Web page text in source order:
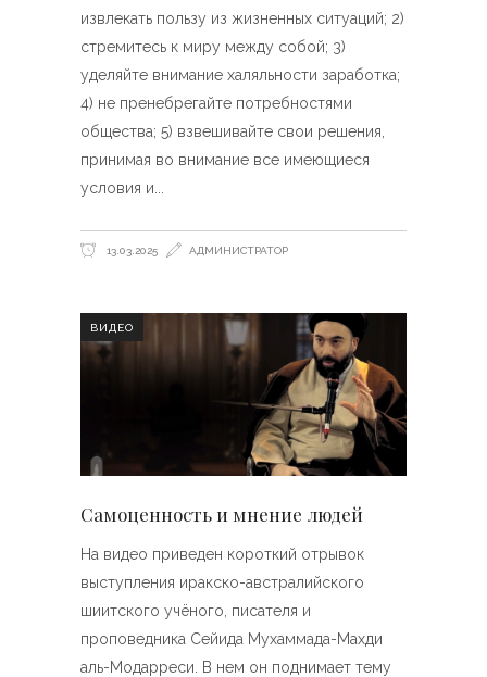
извлекать пользу из жизненных ситуаций; 2)
стремитесь к миру между собой; 3)
уделяйте внимание халяльности заработка;
4) не пренебрегайте потребностями
общества; 5) взвешивайте свои решения,
принимая во внимание все имеющиеся
условия и
13.03.2025 АДМИНИСТРАТОР
ВИДЕО
Самоценность и мнение людей
На видео приведен короткий отрывок
выступления иракско-австралийского
шиитского учёного, писателя и
проповедника Сейида Мухаммада-Махди
аль-Модарреси. В нем он поднимает тему